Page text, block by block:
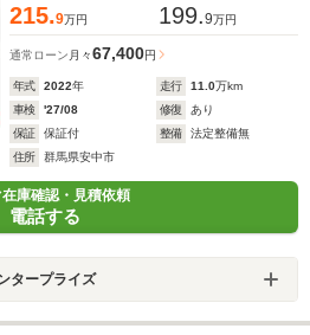
215.9万円 199.9万円
通常ローン 月々67,400円
年式 2022年 走行 11.0万km
車検
'27/08 修復
あり
保証
保証付 整備
法定整備無
住所
群馬県安中市
庫確認・見積依頼
電話する
タープライズ